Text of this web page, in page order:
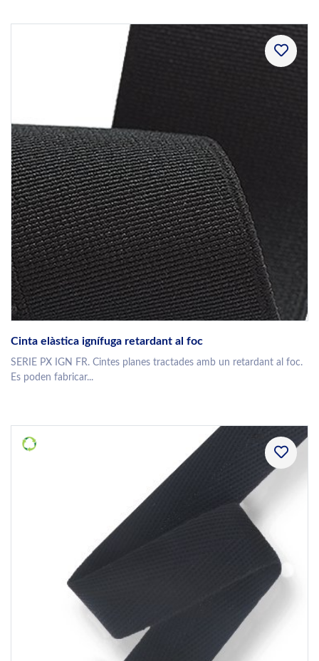
Cinta elàstica ignífuga retardant al foc
SERIE PX IGN FR. Cintes planes tractades amb un retardant al foc.
Es poden fabricar...